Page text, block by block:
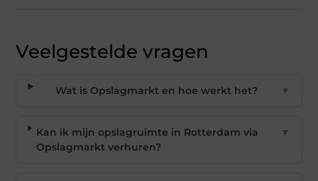
Veelgestelde vragen
Wat is Opslagmarkt en hoe werkt het? ▼
Kan ik mijn opslagruimte in Rotterdam via
Opslagmarkt verhuren?
▼